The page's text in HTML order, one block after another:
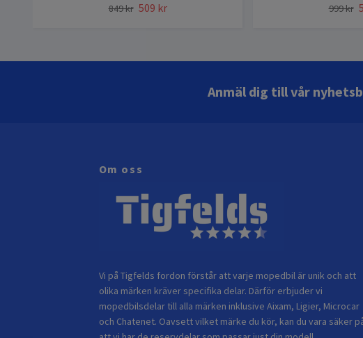
849 kr 509 kr 999 kr
Anmäl dig till vår
Om oss
Vi på Tigfelds fordon förstår att varje mopedbil är unik och att
olika märken kräver specifika delar. Därför erbjuder vi
mopedbilsdelar till alla märken inklusive Aixam, Ligier, Microcar
och Chatenet. Oavsett vilket märke du kör, kan du vara säker